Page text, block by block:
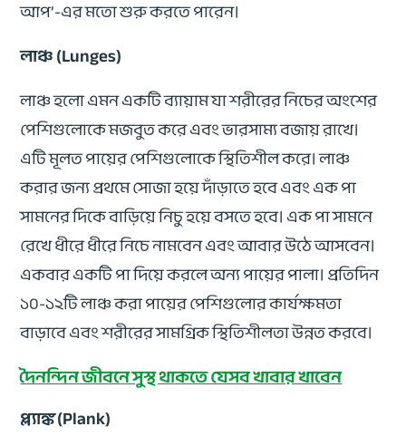
আপ’-এর মতো শুরু করতে পারেন।
লাঞ্চ (Lunges)
লাঞ্চ হলো এমন একটি ব্যায়াম যা শরীরের নিচের অংশের
পেশিগুলোকে মজবুত করে এবং ভারসাম্য বজায় রাখে।
এটি মূলত পায়ের পেশিগুলোকে স্থিতিশীল করে। লাঞ্চ
করার জন্য প্রথমে সোজা হয়ে দাঁড়াতে হবে এবং এক পা
সামনের দিকে বাড়িয়ে নিচু হয়ে বসতে হবে। এক পা সামনে
রেখে ধীরে ধীরে নিচে নামবেন এবং আবার উঠে আসবেন।
একবার একটি পা দিয়ে করলে অন্য পায়ের পালা। প্রতিদিন
১০-১২টি লাঞ্চ করা পায়ের পেশিগুলোর কার্যক্ষমতা
বাড়াবে এবং শরীরের সামগ্রিক স্থিতিশীলতা উন্নত করবে।
দৈনন্দিন জীবনে সুস্থ থাকতে যেসব খাবার খাবেন
প্ল্যাঙ্ক (Plank)